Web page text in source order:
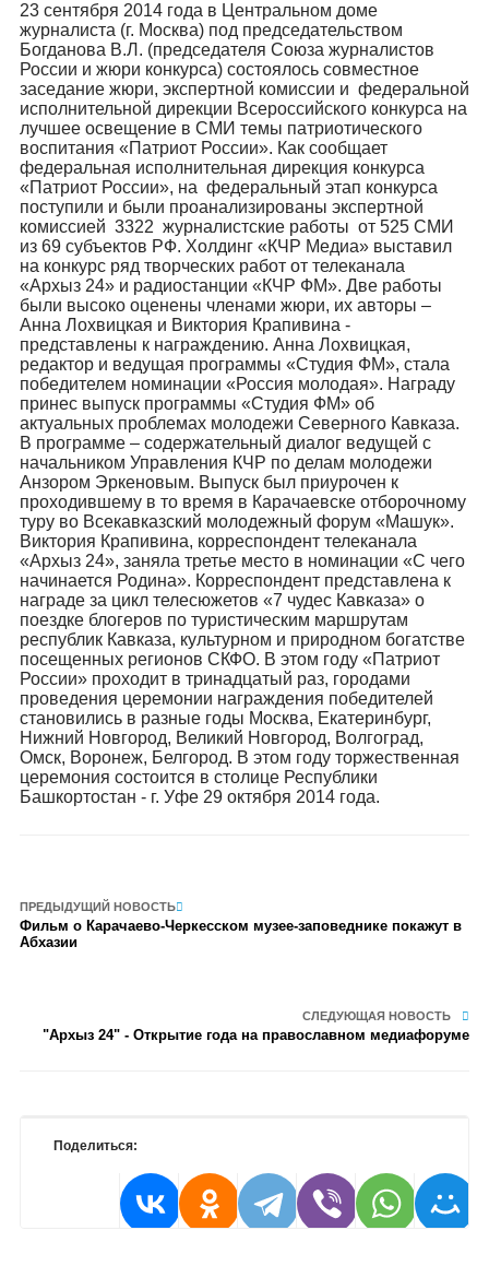
23 сентября 2014 года в Центральном доме
журналиста (г. Москва) под председательством
Богданова В.Л. (председателя Союза журналистов
России и жюри конкурса) состоялось совместное
заседание жюри, экспертной комиссии и федеральной
исполнительной дирекции Всероссийского конкурса на
лучшее освещение в СМИ темы патриотического
воспитания «Патриот России». Как сообщает
федеральная исполнительная дирекция конкурса
«Патриот России», на федеральный этап конкурса
поступили и были проанализированы экспертной
комиссией 3322 журналистские работы от 525 СМИ
из 69 субъектов РФ. Холдинг «КЧР Медиа» выставил
на конкурс ряд творческих работ от телеканала
«Архыз 24» и радиостанции «КЧР ФМ». Две работы
были высоко оценены членами жюри, их авторы –
Анна Лохвицкая и Виктория Крапивина -
представлены к награждению. Анна Лохвицкая,
редактор и ведущая программы «Студия ФМ», стала
победителем номинации «Россия молодая». Награду
принес выпуск программы «Студия ФМ» об
актуальных проблемах молодежи Северного Кавказа.
В программе – содержательный диалог ведущей с
начальником Управления КЧР по делам молодежи
Анзором Эркеновым. Выпуск был приурочен к
проходившему в то время в Карачаевске отборочному
туру во Всекавказский молодежный форум «Машук».
Виктория Крапивина, корреспондент телеканала
«Архыз 24», заняла третье место в номинации «С чего
начинается Родина». Корреспондент представлена к
награде за цикл телесюжетов «7 чудес Кавказа» о
поездке блогеров по туристическим маршрутам
республик Кавказа, культурном и природном богатстве
посещенных регионов СКФО. В этом году «Патриот
России» проходит в тринадцатый раз, городами
проведения церемонии награждения победителей
становились в разные годы Москва, Екатеринбург,
Нижний Новгород, Великий Новгород, Волгоград,
Омск, Воронеж, Белгород. В этом году торжественная
церемония состоится в столице Республики
Башкортостан - г. Уфе 29 октября 2014 года.
ПРЕДЫДУЩИЙ НОВОСТЬ
Фильм о Карачаево-Черкесском музее-заповеднике покажут в
Абхазии
СЛЕДУЮЩАЯ НОВОСТЬ
"Архыз 24" - Открытие года на православном медиафоруме
Поделиться: